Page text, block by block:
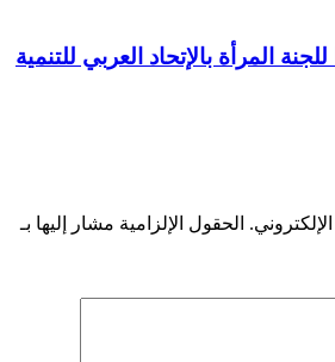
المرأة بالإتحاد العربي للتنمية
الحقول الإلزامية مشار إليها بـ